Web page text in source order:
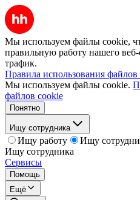
Мы используем файлы cookie,
правильную работу нашего веб-
трафик.
Правила использования файлов
Мы используем файлы cookie.
файлов cookie
Понятно
Ищу сотрудника
Ищу работу
Ищу
Ищу сотрудника
Сервисы
Помощь
Ещё